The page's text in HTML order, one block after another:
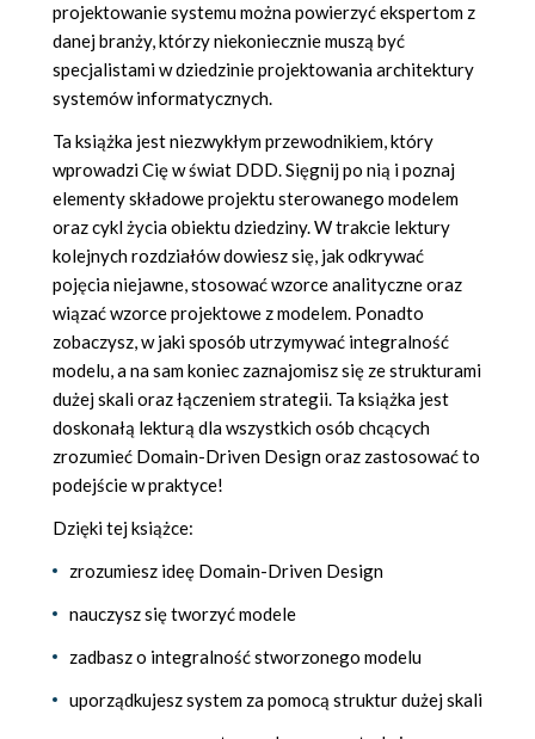
projektowanie systemu można powierzyć ekspertom z
danej branży, którzy niekoniecznie muszą być
specjalistami w dziedzinie projektowania architektury
systemów informatycznych.
Ta książka jest niezwykłym przewodnikiem, który
wprowadzi Cię w świat DDD. Sięgnij po nią i poznaj
elementy składowe projektu sterowanego modelem
oraz cykl życia obiektu dziedziny. W trakcie lektury
kolejnych rozdziałów dowiesz się, jak odkrywać
pojęcia niejawne, stosować wzorce analityczne oraz
wiązać wzorce projektowe z modelem. Ponadto
zobaczysz, w jaki sposób utrzymywać integralność
modelu, a na sam koniec zaznajomisz się ze strukturami
dużej skali oraz łączeniem strategii. Ta książka jest
doskonałą lekturą dla wszystkich osób chcących
zrozumieć Domain-Driven Design oraz zastosować to
podejście w praktyce!
Dzięki tej książce:
zrozumiesz ideę Domain-Driven Design
nauczysz się tworzyć modele
zadbasz o integralność stworzonego modelu
uporządkujesz system za pomocą struktur dużej skali